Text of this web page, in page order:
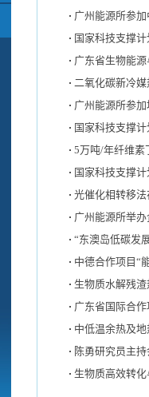
广州能源所参
国家科技支撑
广东省生物能
二氧化碳新冷
广州能源所参
国家科技支撑
5万吨/年纤维素
国家科技支撑
光催化相转移
广州能源所举
“东澳岛低碳发
中德合作项目“
生物质水解残
广东省国际合
中低温余热及
陈勇研究员主
生物质高效转